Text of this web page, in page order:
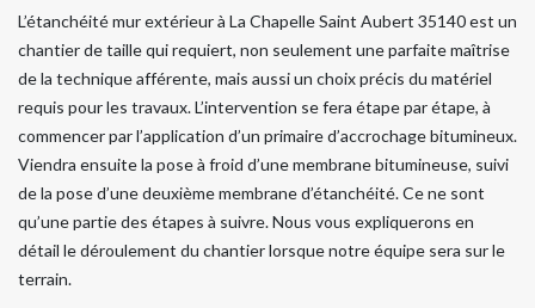
L’étanchéité mur extérieur à La Chapelle Saint Aubert 35140 est un
chantier de taille qui requiert, non seulement une parfaite maîtrise
de la technique afférente, mais aussi un choix précis du matériel
requis pour les travaux. L’intervention se fera étape par étape, à
commencer par l’application d’un primaire d’accrochage bitumineux.
Viendra ensuite la pose à froid d’une membrane bitumineuse, suivi
de la pose d’une deuxième membrane d’étanchéité. Ce ne sont
qu’une partie des étapes à suivre. Nous vous expliquerons en
détail le déroulement du chantier lorsque notre équipe sera sur le
terrain.